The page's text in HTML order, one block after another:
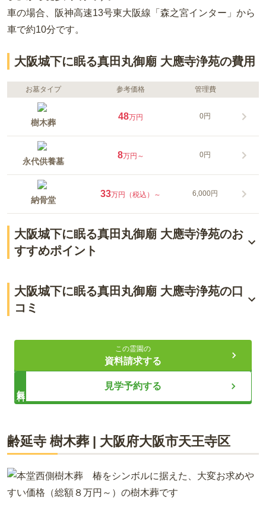
車の場合 、阪神高速13号東大阪線「森之宮インター」から
車で約10分です。
大阪城下に眠る真田丸御廟 大應寺浄苑の費用
お墓タイプ 参考価格 管理費
樹木葬
48万円 0円
永代供養墓
8万円～ 0円
納骨堂
33万円（税込）～ 6,000円
大阪城下に眠る真田丸御廟 大應寺浄苑のお
すすめポイント
2020年7月にオープン！
真田丸（真田幸村）ゆかりの場所
ライフドット編集部
窓などといった様々な偉人・文化人のお墓があります。浄土宗
の寺院ですが、永代供養墓は宗派を限らずどなたでも申し込み
大阪城下に眠る真田丸御廟 大應寺浄苑の口
コミ
60代・女性
自宅から自転車で30分で行けるので、近くてよかったです。
明るくてとても綺麗なお墓で亡くなった親も喜んでると思い
口コミをすべて見る（3
この霊園の
資料請求する
見学予約する
齢延寺 樹木葬| 大阪府大阪市天王寺区